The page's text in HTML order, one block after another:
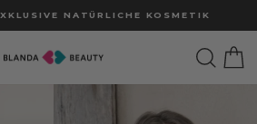
Pause
Diashow
NATÜRLICHE KOSMETIK